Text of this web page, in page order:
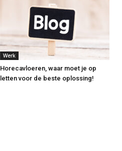
Werk
Horecavloeren, waar moet je op
letten voor de beste oplossing!